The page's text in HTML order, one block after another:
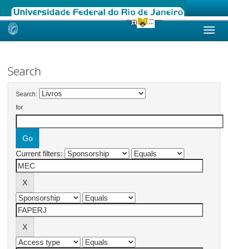
Skip
Search
Search:
for
Current filters: